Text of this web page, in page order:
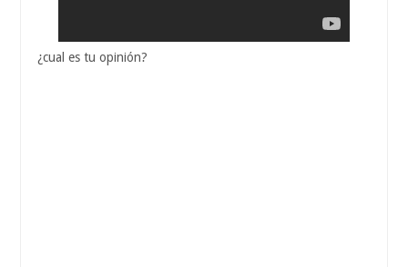
¿cual es tu opinión?